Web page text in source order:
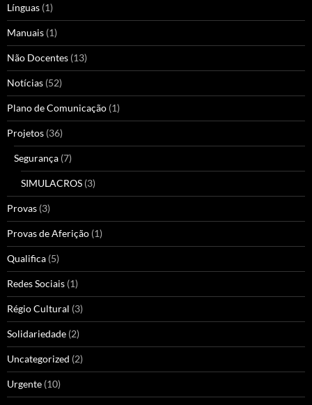
Línguas (1)
Manuais (1)
Não Docentes (13)
Notícias (52)
Plano de Comunicação (1)
Projetos (36)
Segurança (7)
SIMULACROS (3)
Provas (3)
Provas de Aferição (1)
Qualifica (5)
Redes Sociais (1)
Régio Cultural (3)
Solidariedade (2)
Uncategorized (2)
Urgente (10)